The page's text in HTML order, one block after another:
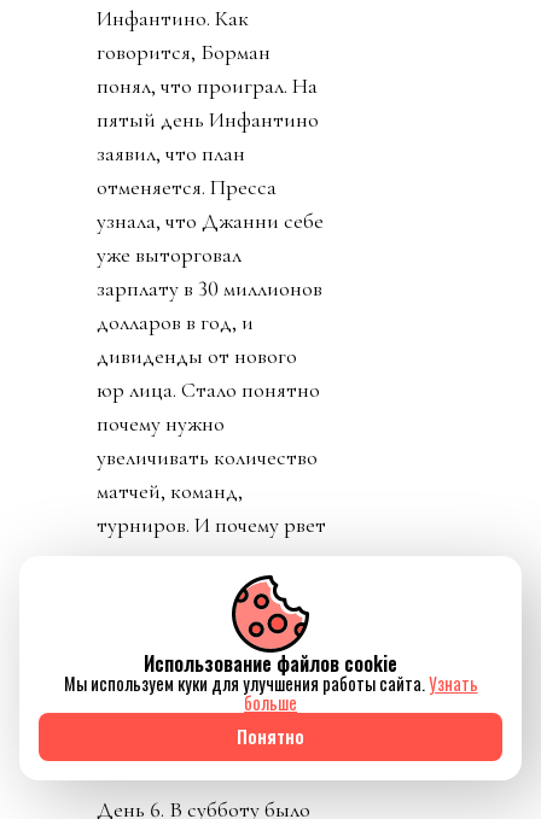
Инфантино. Как
говорится, Борман
понял, что проиграл. На
пятый день Инфантино
заявил, что план
отменяется. Пресса
узнала, что Джанни себе
уже выторговал
зарплату в 30 миллионов
долларов в год, и
дивиденды от нового
юр лица. Стало понятно
почему нужно
увеличивать количество
матчей, команд,
турниров. И почему рвет
отверстия в своем теле
Конфедерации же
начали объединяться
против заговора
президента ФИФА.
День 6. В субботу было
Использование файлов cookie
Мы используем куки для улучшения работы сайта.Узнать
больше
Понятно